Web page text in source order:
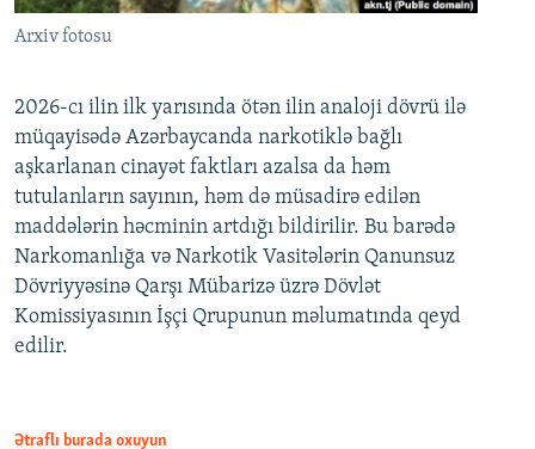
Arxiv fotosu
2026-cı ilin ilk yarısında ötən ilin analoji dövrü ilə
müqayisədə Azərbaycanda narkotiklə bağlı
aşkarlanan cinayət faktları azalsa da həm
tutulanların sayının, həm də müsadirə edilən
maddələrin həcminin artdığı bildirilir. Bu barədə
Narkomanlığa və Narkotik Vasitələrin Qanunsuz
Dövriyyəsinə Qarşı Mübarizə üzrə Dövlət
Komissiyasının İşçi Qrupunun məlumatında qeyd
edilir.
Ətraflı burada oxuyun